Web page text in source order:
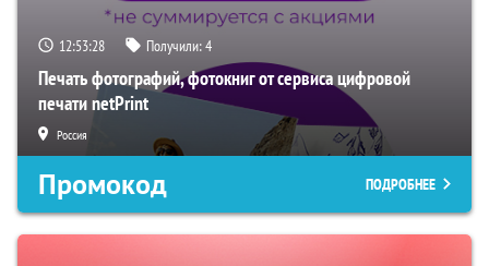
12:53:27 Получили:4
Печать фотографий, фотокниг от сервиса цифровой
печати netPrint
Россия
Промокод ПОДРОБНЕЕ